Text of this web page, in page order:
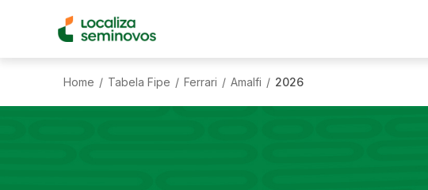
Home / Tabela Fipe / Ferrari / Amalfi / 2026